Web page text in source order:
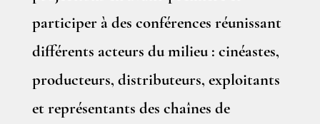
participer à des conférences réunissant
différents acteurs du milieu : cinéastes,
producteurs, distributeurs, exploitants
et représentants des chaînes de